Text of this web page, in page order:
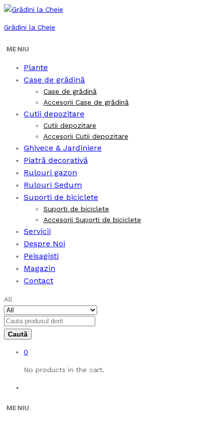
Grădini la Cheie
Plante
Case de grădină
Case de grădină
Accesorii Case de grădină
Cutii depozitare
Cutii depozitare
Accesorii Cutii depozitare
Ghivece & Jardiniere
Piatră decorativă
Rulouri gazon
Rulouri Sedum
Suporti de biciclete
Suporti de biciclete
Accesorii Suporti de biciclete
Servicii
Despre Noi
Peisagiști
Magazin
Contact
All
0
No products in the cart.